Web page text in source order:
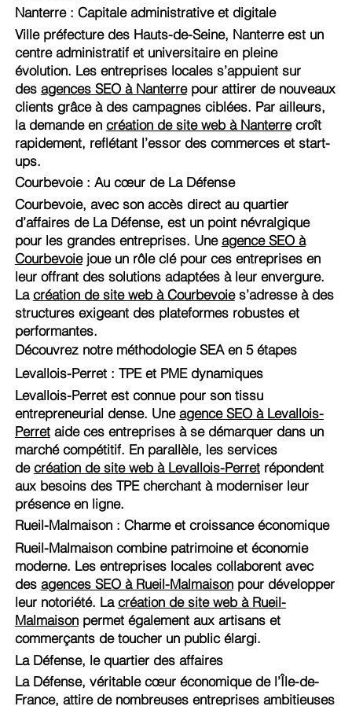
Nanterre : Capitale administrative et digitale
Ville préfecture des Hauts-de-Seine, Nanterre est un
centre administratif et universitaire en pleine
évolution. Les entreprises locales s’appuient sur
des agences SEO à Nanterrepour attirer de nouveaux
clients grâce à des campagnes ciblées. Par ailleurs,
la demande en création de site web à Nanterrecroît
rapidement, reflétant l’essor des commerces et start-
ups.
Courbevoie : Au cœur de La Défense
Courbevoie, avec son accès direct au quartier
d’affaires de La Défense, est un point névralgique
pour les grandes entreprises. Uneagence SEO à
Courbevoiejoue un rôle clé pour ces entreprises en
leur offrant des solutions adaptées à leur envergure.
Lacréation de site web à Courbevoies’adresse à des
structures exigeant des plateformes robustes et
performantes.
Levallois-Perret : TPE et PME dynamiques
Levallois-Perret est connue pour son tissu
entrepreneurial dense. Uneagence SEO à Levallois-
Perretaide ces entreprises à se démarquer dans un
marché compétitif. En parallèle, les services
decréation de site web à Levallois-Perretrépondent
aux besoins des TPE cherchant à moderniser leur
présence en ligne.
Rueil-Malmaison : Charme et croissance économique
Rueil-Malmaison combine patrimoine et économie
moderne. Les entreprises locales collaborent avec
des agences SEO à Rueil-Malmaisonpour développer
leur notoriété. Lacréation de site web à Rueil-
Malmaisonpermet également aux artisans et
commerçants de toucher un public élargi.
La Défense, le quartier des affaires
La Défense, véritable cœur économique de l’Île-de-
France, attire de nombreuses entreprises ambitieuses
Découvrez notre méthodologie SEA en 5 étapes